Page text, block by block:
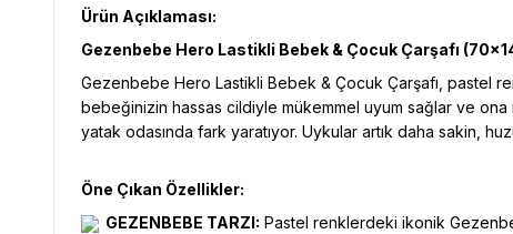
Ürün Açıklaması:
Gezenbebe Hero Lastikli Bebek & Çocuk Çarşafı
Gezenbebe Hero Lastikli Bebek & Çocuk Çarşafı, pastel
bebeğinizin hassas cildiyle mükemmel uyum sağlar ve
yatak odasında fark yaratıyor. Uykular artık daha sakin,
Öne Çıkan Özellikler:
GEZENBEBE TARZI: Pastel renklerdeki ikonik